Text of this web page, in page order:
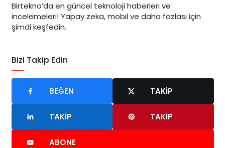
Birtekno’da en güncel teknoloji haberleri ve
incelemeleri! Yapay zeka, mobil ve daha fazlası için
şimdi keşfedin.
Bizi Takip Edin
BEĞEN TAKIP
TAKIP TAKIP
ABONE